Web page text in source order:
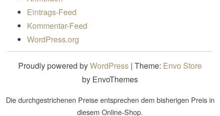
Eintrags-Feed
Kommentar-Feed
WordPress.org
Proudly powered byWordPress | Theme: Envo Store
by EnvoThemes
Die durchgestrichenen Preise entsprechen dem bisherigen Preis in
diesem Online-Shop.